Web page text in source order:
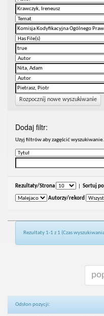
Rozpocznij nowe wyszukiwanie
Dodaj filtr:
Uzyj filtrów aby zagęścić wyszukiwanie.
Rezultaty/Strona Sortuj
Autorzy/rekord
Rezultaty 1-1 z 1 (Czas
Odsłon pozycji: